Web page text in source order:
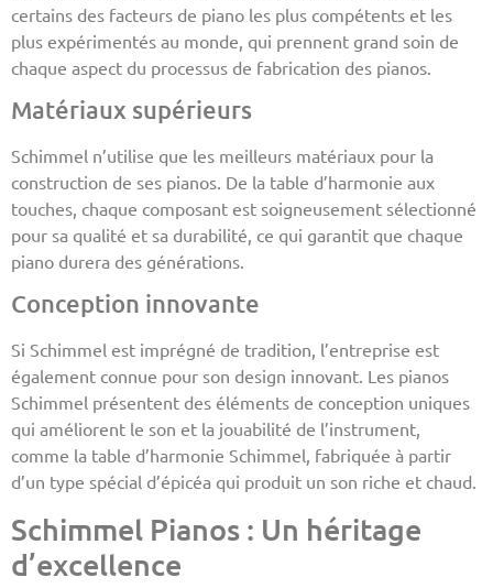
certains des facteurs de piano les plus compétents et les
plus expérimentés au monde, qui prennent grand soin de
chaque aspect du processus de fabrication des pianos.
Matériaux supérieurs
Schimmel n’utilise que les meilleurs matériaux pour la
construction de ses pianos. De la table d’harmonie aux
touches, chaque composant est soigneusement sélectionné
pour sa qualité et sa durabilité, ce qui garantit que chaque
piano durera des générations.
Conception innovante
Si Schimmel est imprégné de tradition, l’entreprise est
également connue pour son design innovant. Les pianos
Schimmel présentent des éléments de conception uniques
qui améliorent le son et la jouabilité de l’instrument,
comme la table d’harmonie Schimmel, fabriquée à partir
d’un type spécial d’épicéa qui produit un son riche et chaud.
Schimmel Pianos : Un héritage
d’excellence